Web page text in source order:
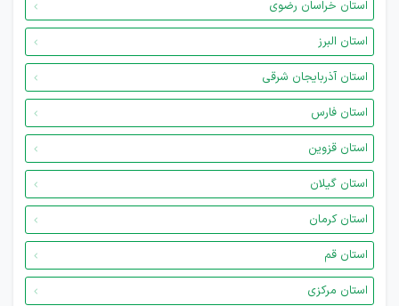
استان خراسان رضوی
استان البرز
استان آذربایجان شرقی
استان فارس
استان قزوین
استان گیلان
استان کرمان
استان قم
استان مرکزی